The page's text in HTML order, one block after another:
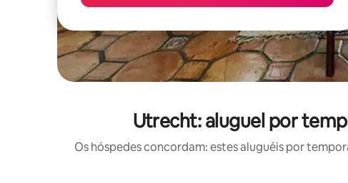
Utrecht: aluguel por
Os hóspedes concordam: estes aluguéis por